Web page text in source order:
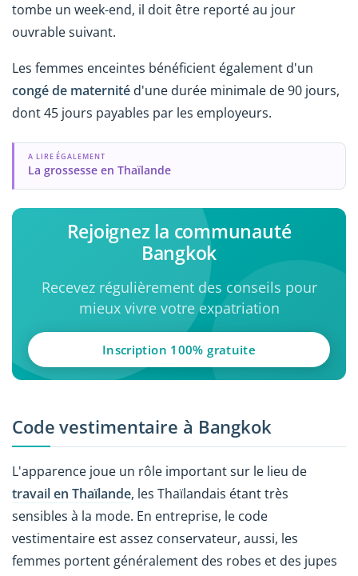
tombe un week-end, il doit être reporté au jour
ouvrable suivant.
Les femmes enceintes bénéficient également d'un
congé de maternité d'une durée minimale de 90 jours,
dont 45 jours payables par les employeurs.
A LIRE ÉGALEMENT
La grossesse en Thaïlande
Rejoignez la communauté
Bangkok
Recevez régulièrement des conseils pour
mieux vivre votre expatriation
Inscription 100% gratuite
Code vestimentaire à Bangkok
L'apparence joue un rôle important sur le lieu de
travail en Thaïlande, les Thaïlandais étant très
sensibles à la mode. En entreprise, le code
vestimentaire est assez conservateur, aussi, les
femmes portent généralement des robes et des jupes